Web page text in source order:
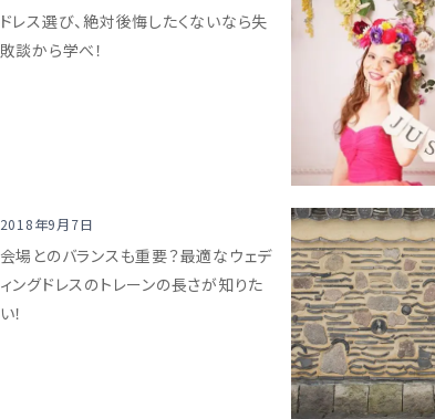
ドレス選び、絶対後悔したくないなら失
敗談から学べ！
2018年9月7日
会場とのバランスも重要？最適なウェデ
ィングドレスのトレーンの長さが知りた
い！